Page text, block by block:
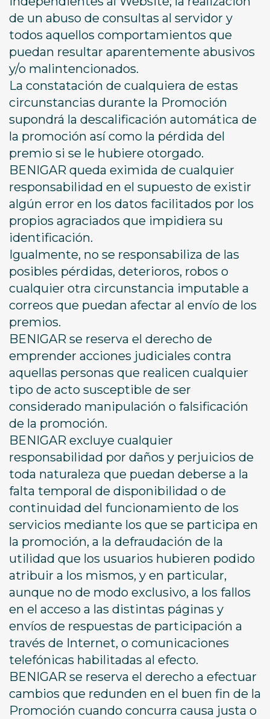
de un abuso de consultas al servidor y
todos aquellos comportamientos que
puedan resultar aparentemente abusivos
y/o malintencionados.
La constatación de cualquiera de estas
circunstancias durante la Promoción
supondrá la descalificación automática de
la promoción así como la pérdida del
premio si se le hubiere otorgado.
BENIGAR queda eximida de cualquier
responsabilidad en el supuesto de existir
algún error en los datos facilitados por los
propios agraciados que impidiera su
identificación.
Igualmente, no se responsabiliza de las
posibles pérdidas, deterioros, robos o
cualquier otra circunstancia imputable a
correos que puedan afectar al envío de los
premios.
BENIGAR se reserva el derecho de
emprender acciones judiciales contra
aquellas personas que realicen cualquier
tipo de acto susceptible de ser
considerado manipulación o falsificación
de la promoción.
BENIGAR excluye cualquier
responsabilidad por daños y perjuicios de
toda naturaleza que puedan deberse a la
falta temporal de disponibilidad o de
continuidad del funcionamiento de los
servicios mediante los que se participa en
la promoción, a la defraudación de la
utilidad que los usuarios hubieren podido
atribuir a los mismos, y en particular,
aunque no de modo exclusivo, a los fallos
en el acceso a las distintas páginas y
envíos de respuestas de participación a
través de Internet, o comunicaciones
telefónicas habilitadas al efecto.
BENIGAR se reserva el derecho a efectuar
cambios que redunden en el buen fin de la
Promoción cuando concurra causa justa o